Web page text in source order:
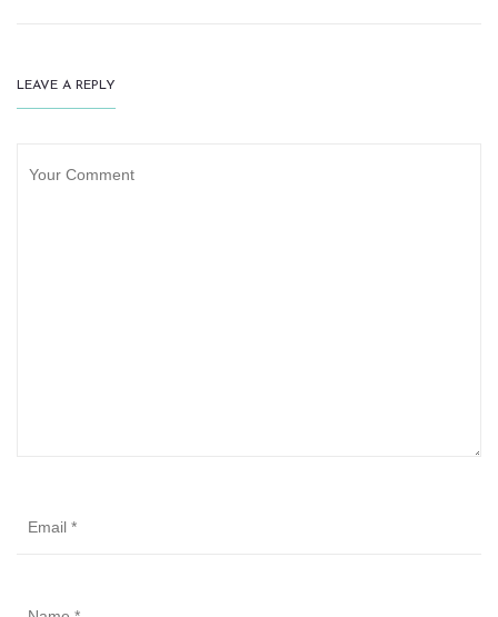
LEAVE A REPLY